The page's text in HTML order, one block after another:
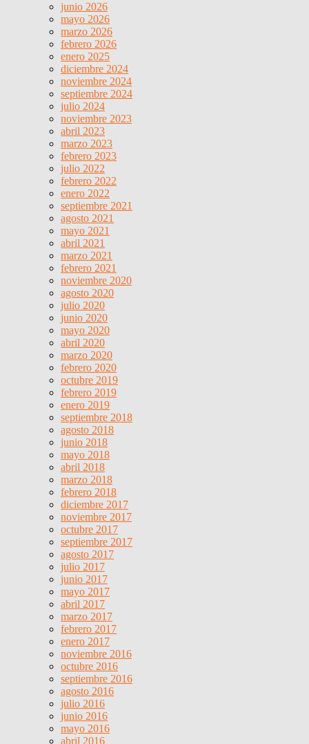
junio 2026
mayo 2026
marzo 2026
febrero 2026
enero 2025
diciembre 2024
noviembre 2024
septiembre 2024
julio 2024
noviembre 2023
abril 2023
marzo 2023
febrero 2023
julio 2022
febrero 2022
enero 2022
septiembre 2021
agosto 2021
mayo 2021
abril 2021
marzo 2021
febrero 2021
noviembre 2020
agosto 2020
julio 2020
junio 2020
mayo 2020
abril 2020
marzo 2020
febrero 2020
octubre 2019
febrero 2019
enero 2019
septiembre 2018
agosto 2018
junio 2018
mayo 2018
abril 2018
marzo 2018
febrero 2018
diciembre 2017
noviembre 2017
octubre 2017
septiembre 2017
agosto 2017
julio 2017
junio 2017
mayo 2017
abril 2017
marzo 2017
febrero 2017
enero 2017
noviembre 2016
octubre 2016
septiembre 2016
agosto 2016
julio 2016
junio 2016
mayo 2016
abril 2016